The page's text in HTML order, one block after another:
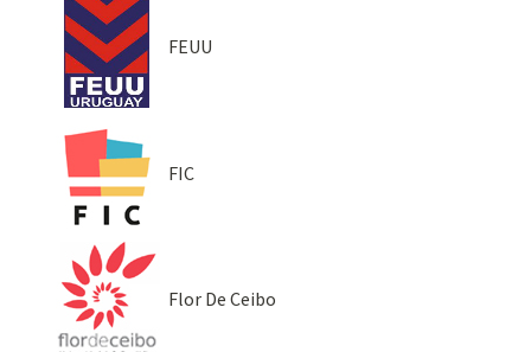
FEUU
FIC
Flor De Ceibo